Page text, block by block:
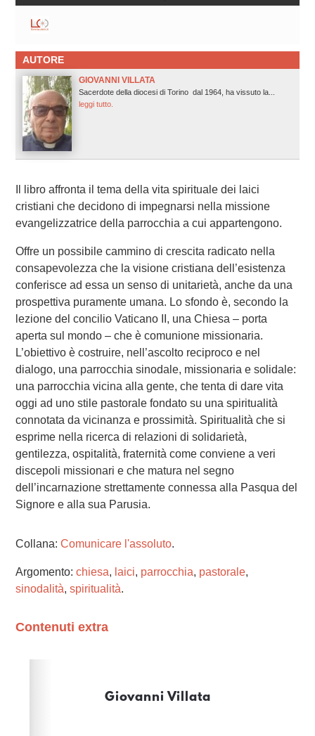
AUTORE
GIOVANNI VILLATA
Sacerdote della diocesi di Torino dal 1964, ha vissuto la...
leggi tutto.
Il libro affronta il tema della vita spirituale dei laici
cristiani che decidono di impegnarsi nella missione
evangelizzatrice della parrocchia a cui appartengono.
Offre un possibile cammino di crescita radicato nella
consapevolezza che la visione cristiana dell’esistenza
conferisce ad essa un senso di unitarietà, anche da una
prospettiva puramente umana. Lo sfondo è, secondo la
lezione del concilio Vaticano II, una Chiesa – porta
aperta sul mondo – che è comunione missionaria.
L’obiettivo è costruire, nell’ascolto reciproco e nel
dialogo, una parrocchia sinodale, missionaria e solidale:
una parrocchia vicina alla gente, che tenta di dare vita
oggi ad uno stile pastorale fondato su una spiritualità
connotata da vicinanza e prossimità. Spiritualità che si
esprime nella ricerca di relazioni di solidarietà,
gentilezza, ospitalità, fraternità come conviene a veri
discepoli missionari e che matura nel segno
dell’incarnazione strettamente connessa alla Pasqua del
Signore e alla sua Parusia.
Collana: Comunicare l'assoluto.
Argomento: chiesa, laici, parrocchia, pastorale,
sinodalità, spiritualità.
Contenuti extra